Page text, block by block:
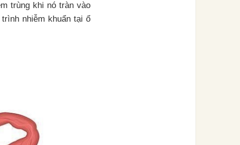
trùng khi nó tràn vào
nhiễm khuẩn tại ổ